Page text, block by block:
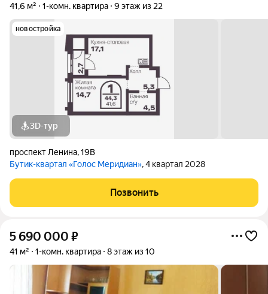
41,6 м²
1-комн. квартира 9 этаж из 22
новостройка
3D-тур
проспект Ленина,19В
Бутик-квартал «Голос Меридиан», 4 квартал 2028
Позвонить
5 690 000 ₽
41 м² 1-комн. квартира 8 этаж из 10